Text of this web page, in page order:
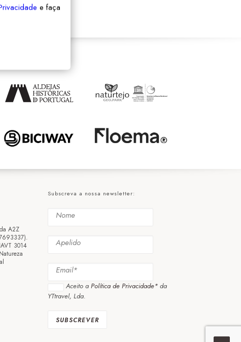
A2Z
3014
Subscreva a nossa newsletter:
Aceito a Política de Privacidade* da
YTtravel, Lda.
e faça